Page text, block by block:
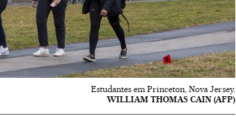
Estudantes em Princeton, Nova Jersey.
WILLIAM THOMAS CAIN (AFP)